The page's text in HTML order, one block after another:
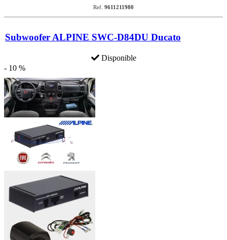
Ref. 9611211980
Subwoofer ALPINE SWC-D84DU Ducato
Disponible
- 10 %